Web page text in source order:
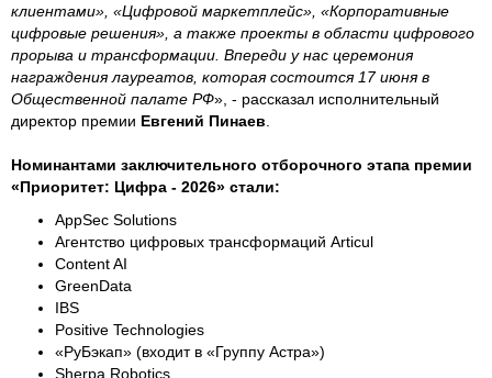
клиентами», «Цифровой маркетплейс», «Корпоративные
цифровые решения», а также проекты в области цифрового
прорыва и трансформации. Впереди у нас церемония
награждения лауреатов, которая состоится 17 июня в
Общественной палате РФ», - рассказал исполнительный
директор премии Евгений Пинаев
Номинантами заключительного отборочного этапа премии
«Приоритет: Цифра - 2026» стали:
AppSec Solutions
Агентство цифровых трансформаций Articul
Content AI
GreenData
IBS
Positive Technologies
«РуБэкап» (входит в «Группу Астра»)
Sherpa Robotics